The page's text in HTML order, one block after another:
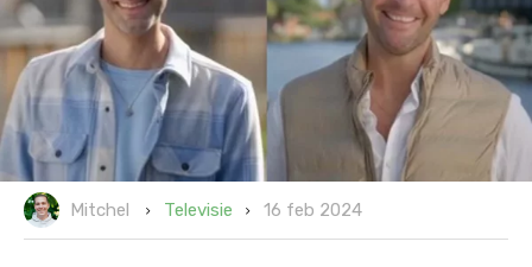
Mitchel Televisie 16 feb 2024